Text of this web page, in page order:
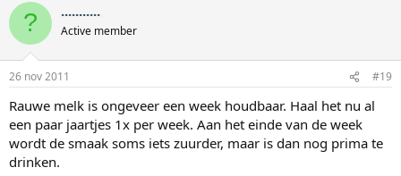
? ...........
Active member
26 nov 2011 #19
Rauwe melk is ongeveer een week houdbaar. Haal het nu al
een paar jaartjes 1x per week. Aan het einde van de week
wordt de smaak soms iets zuurder, maar is dan nog prima te
drinken.